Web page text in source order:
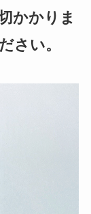
かかりま
さい。